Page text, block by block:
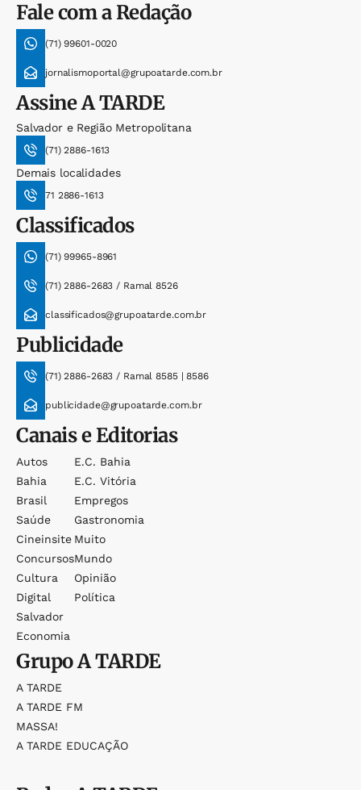
Fale com a Redação
(71) 99601-0020
jornalismoportal@grupoatarde.com.br
AssineA TARDE
Salvador e Região Metropolitana
(71) 2886-1613
Demais localidades
71 2886-1613
Classificados
(71) 99965-8961
(71) 2886-2683 / Ramal 8526
classificados@grupoatarde.com.br
Publicidade
(71) 2886-2683 / Ramal 8585 | 8586
publicidade@grupoatarde.com.br
Canais e Editorias
Autos
Bahia
Brasil
Saúde
Cineinsite
Concursos
Cultura
Digital
Salvador
Economia
E.c. Bahia
E.c. Vitória
Empregos
Gastronomia
Muito
Mundo
Opinião
Política
GrupoA TARDE
A TARDE
A TARDE FM
MASSA!
A TARDE EDUCAÇÃO